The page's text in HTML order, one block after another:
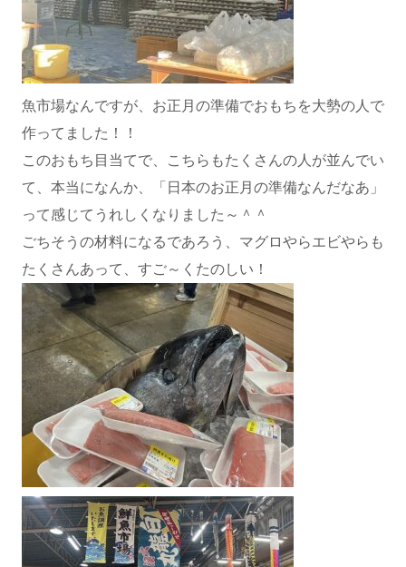
魚市場なんですが、お正月の準備でおもちを大勢の人で
作ってました！！
このおもち目当てで、こちらもたくさんの人が並んでい
て、本当になんか、「日本のお正月の準備なんだなあ」
って感じてうれしくなりました～＾＾
ごちそうの材料になるであろう、マグロやらエビやらも
たくさんあって、すご～くたのしい！